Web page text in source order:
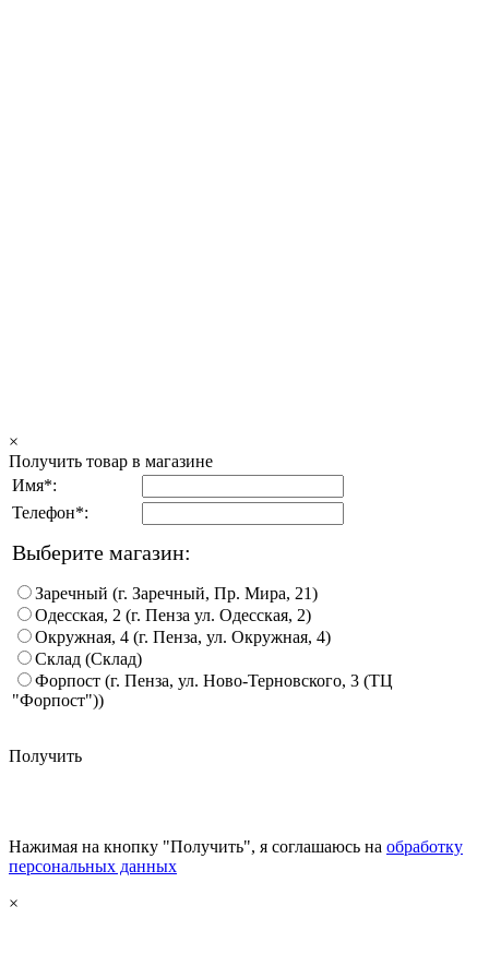
×
Получить товар в магазине
Имя*:
Телефон*:
Выберите магазин:
Заречный (г. Заречный, Пр. Мира, 21)
Одесская, 2 (г. Пенза ул. Одесская, 2)
Окружная, 4 (г. Пенза, ул. Окружная, 4)
Склад (Склад)
Форпост (г. Пенза, ул. Ново-Терновского, 3 (ТЦ
"Форпост"))
Получить
Нажимая на кнопку "Получить", я соглашаюсь на обработку
персональных данных
×